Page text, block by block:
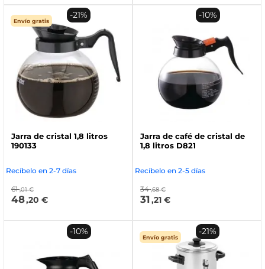
Envío gratis
Jarra de cristal 1,8 litros
190133
Recíbelo en 2-7 días
61 ,01 €
48,20 €
-21%
Jarra de café de cristal de
1,8 litros D821
Recíbelo en 2-5 días
34 ,68 €
31,21 €
-10%
-10%
Envío gratis
-21%